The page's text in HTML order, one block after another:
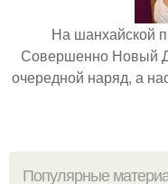
На шанхайской
Совершенно Новый
очередной наряд, а
Популярные